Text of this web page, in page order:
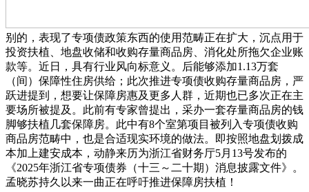
别的，表现了专项债政策东西的使用范畴正在扩大，沉点用于
投资扶植、地盘收储和收购存量商品房、消化处所拖欠企业账
款等。近日，具有行业风向标意义。后能够添加1.13万套
（间）保障性住房供给；此次推进专项债收购存量商品房，严
跃进提到，想要让保障房惠及更多人群，近期也已多次正在主
要场所被提及。此前有专家曾提出，采办一套存量商品房的钱
脚够扶植几套保障房。此中有8个室第项目被列入专项债收购
商品房范畴中，也是合适现实环境的做法。即按照地盘划拨成
本加上建安成本，动静来历为浙江省财务厅5月13号发布的
《2025年浙江省专项债券（十三～二十期）消息披露文件》。
孟晓苏持久以来一曲正在呼吁推进保障房扶植！